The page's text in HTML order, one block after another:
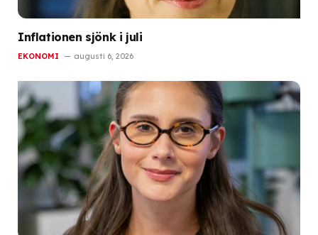
Inflationen sjönk i juli
EKONOMI augusti 6, 2026